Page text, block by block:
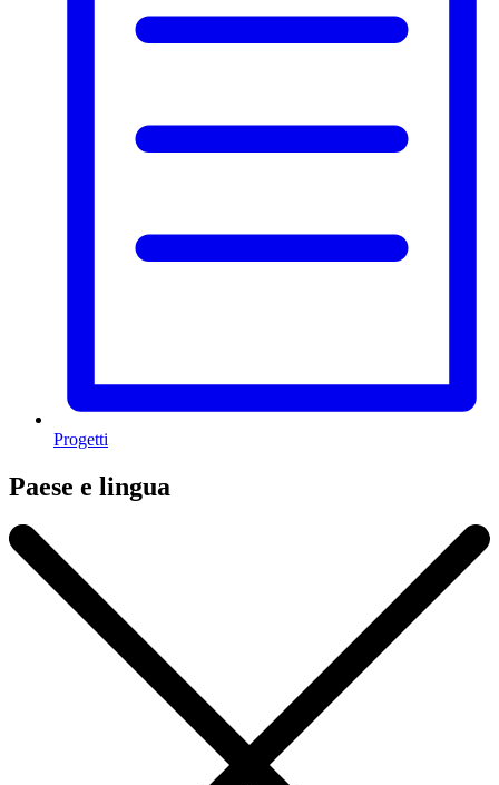
Progetti
Paese e lingua